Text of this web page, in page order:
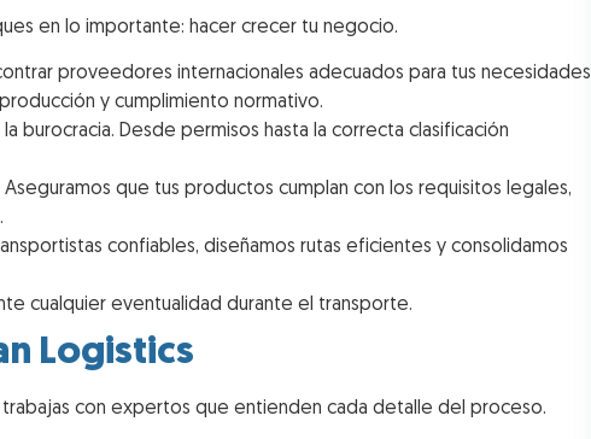
en lo importante: hacer crecer tu negocio.
proveedores internacionales adecuados para tus necesidades
y cumplimiento normativo.
burocracia. Desde permisos hasta la correcta clasificación
que tus productos cumplan con los requisitos legales,
confiables, diseñamos rutas eficientes y consolidamos
cualquier eventualidad durante el transporte.
Logistics
con expertos que entienden cada detalle del proceso.